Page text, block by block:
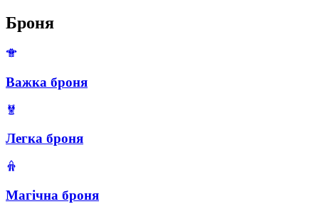
Броня
Важка броня
Легка броня
Магічна броня